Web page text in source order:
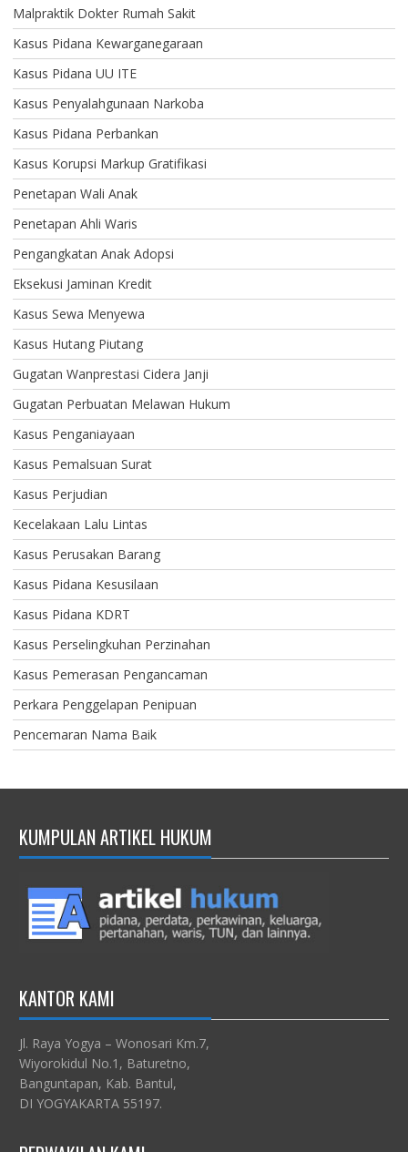
Malpraktik Dokter Rumah Sakit
Kasus Pidana Kewarganegaraan
Kasus Pidana UU ITE
Kasus Penyalahgunaan Narkoba
Kasus Pidana Perbankan
Kasus Korupsi Markup Gratifikasi
Penetapan Wali Anak
Penetapan Ahli Waris
Pengangkatan Anak Adopsi
Eksekusi Jaminan Kredit
Kasus Sewa Menyewa
Kasus Hutang Piutang
Gugatan Wanprestasi Cidera Janji
Gugatan Perbuatan Melawan Hukum
Kasus Penganiayaan
Kasus Pemalsuan Surat
Kasus Perjudian
Kecelakaan Lalu Lintas
Kasus Perusakan Barang
Kasus Pidana Kesusilaan
Kasus Pidana KDRT
Kasus Perselingkuhan Perzinahan
Kasus Pemerasan Pengancaman
Perkara Penggelapan Penipuan
Pencemaran Nama Baik
KUMPULAN ARTIKEL HUKUM
KANTOR KAMI
Jl. Raya Yogya – Wonosari Km.7,
Wiyorokidul No.1, Baturetno,
Banguntapan, Kab. Bantul,
DI YOGYAKARTA 55197.